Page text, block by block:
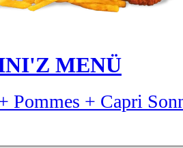
MENÜ
Pommes + Capri